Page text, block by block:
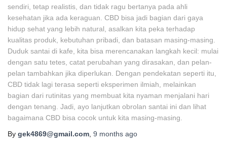
sendiri, tetap realistis, dan tidak ragu bertanya pada ahli
kesehatan jika ada keraguan. CBD bisa jadi bagian dari gaya
hidup sehat yang lebih natural, asalkan kita peka terhadap
kualitas produk, kebutuhan pribadi, dan batasan masing-masing.
Duduk santai di kafe, kita bisa merencanakan langkah kecil: mulai
dengan satu tetes, catat perubahan yang dirasakan, dan pelan-
pelan tambahkan jika diperlukan. Dengan pendekatan seperti itu,
CBD tidak lagi terasa seperti eksperimen ilmiah, melainkan
bagian dari rutinitas yang membuat kita nyaman menjalani hari
dengan tenang. Jadi, ayo lanjutkan obrolan santai ini dan lihat
bagaimana CBD bisa cocok untuk kita masing-masing.
By gek4869@gmail.com 9 months ago